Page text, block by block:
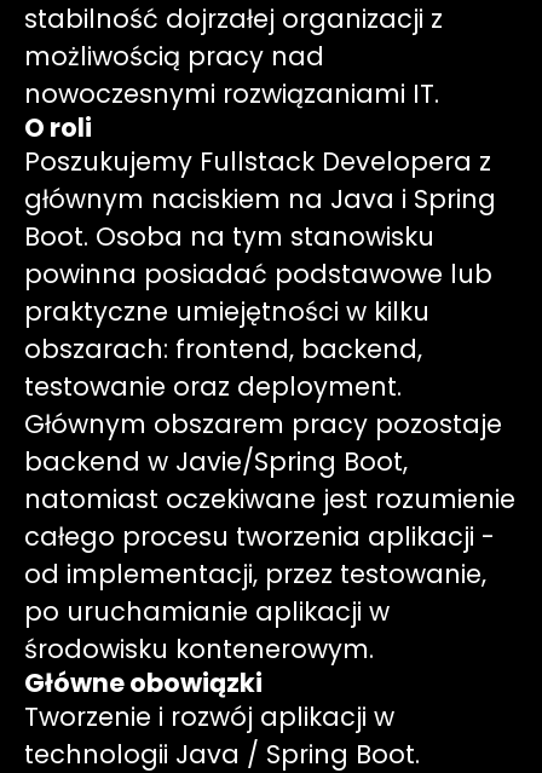
stabilność dojrzałej organizacji z
możliwością pracy nad
nowoczesnymi rozwiązaniami IT.
O roli
Poszukujemy Fullstack Developera z
głównym naciskiem na Java i Spring
Boot. Osoba na tym stanowisku
powinna posiadać podstawowe lub
praktyczne umiejętności w kilku
obszarach: frontend, backend,
testowanie oraz deployment.
Głównym obszarem pracy pozostaje
backend w Javie/Spring Boot,
natomiast oczekiwane jest rozumienie
całego procesu tworzenia aplikacji -
od implementacji, przez testowanie,
po uruchamianie aplikacji w
środowisku kontenerowym.
Główne obowiązki
Tworzenie i rozwój aplikacji w
technologii Java / Spring Boot.